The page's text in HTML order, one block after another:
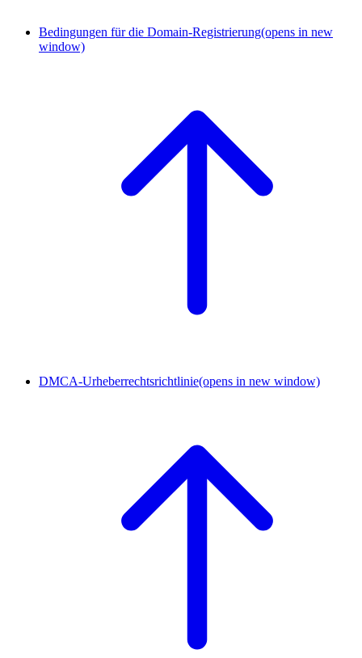
Bedingungen für die Domain-Registrierung(opens in new
window)
DMCA-Urheberrechtsrichtlinie(opens in new window)